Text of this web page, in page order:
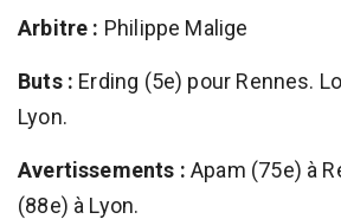
Arbitre : Philippe Malige
Buts : Erding (5e) pour Rennes.
Lyon.
Avertissements : Apam (75e) à
(88e) à Lyon.